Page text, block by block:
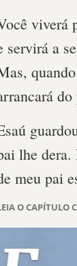
viverá
servirá a
lhe dera.
meu pai
O CAPÍTULO